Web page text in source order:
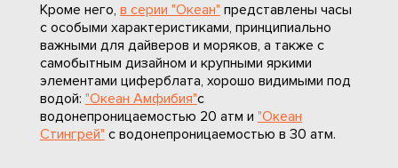
Кроме него, в серии "Океан" представлены часы
с особыми характеристиками, принципиально
важными для дайверов и моряков, а также с
самобытным дизайном и крупными яркими
элементами циферблата, хорошо видимыми под
водой: "Океан Амфибия"с
водонепроницаемостью 20 атм и "Океан
Стингрей" с водонепроницаемостью в 30 атм.